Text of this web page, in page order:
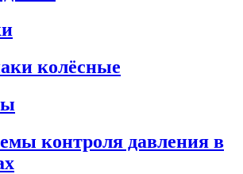
колёсные
контроля давления в